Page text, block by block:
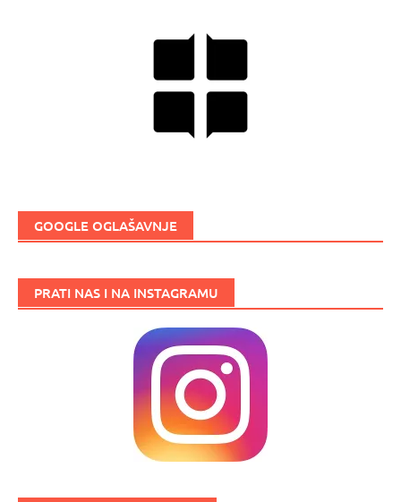
GOOGLE OGLAŠAVNJE
PRATI NAS I NA INSTAGRAMU